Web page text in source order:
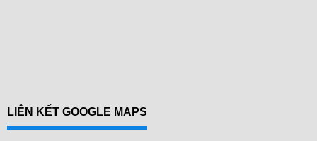
LIÊN KẾT GOOGLE MAPS